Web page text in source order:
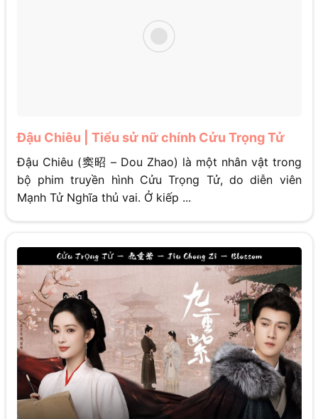
Đậu Chiêu | Tiểu sử nữ chính Cửu Trọng Tử
Đậu Chiêu (窦昭 – Dou Zhao) là một nhân vật trong
bộ phim truyền hình Cửu Trọng Tử, do diễn viên
Mạnh Tử Nghĩa thủ vai. Ở kiếp ...